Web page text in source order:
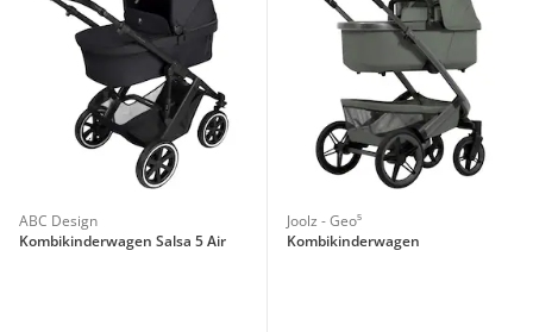
ABC Design
Kombikinderwagen Salsa 5 Air
Joolz - Geo⁵
Kombikinderwagen